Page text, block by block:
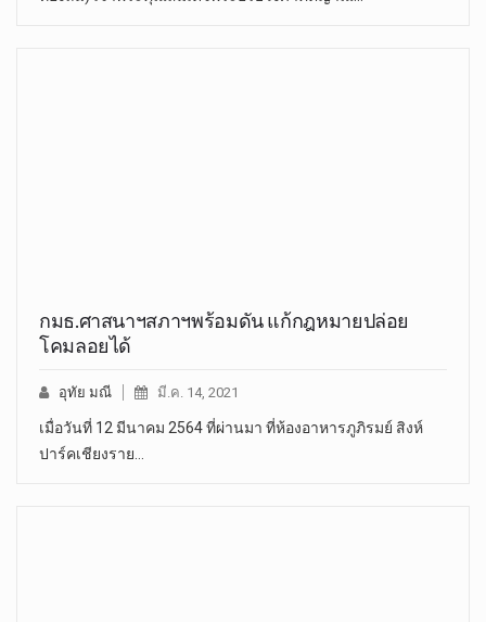
กมธ.ศาสนาฯสภาฯพร้อมดัน แก้กฎหมายปล่อย
โคมลอยได้
อุทัย มณี มี.ค. 14, 2021
เมื่อวันที่ 12 มีนาคม 2564 ที่ผ่านมา ที่ห้องอาหารภูภิรมย์ สิงห์
ปาร์คเชียงราย…